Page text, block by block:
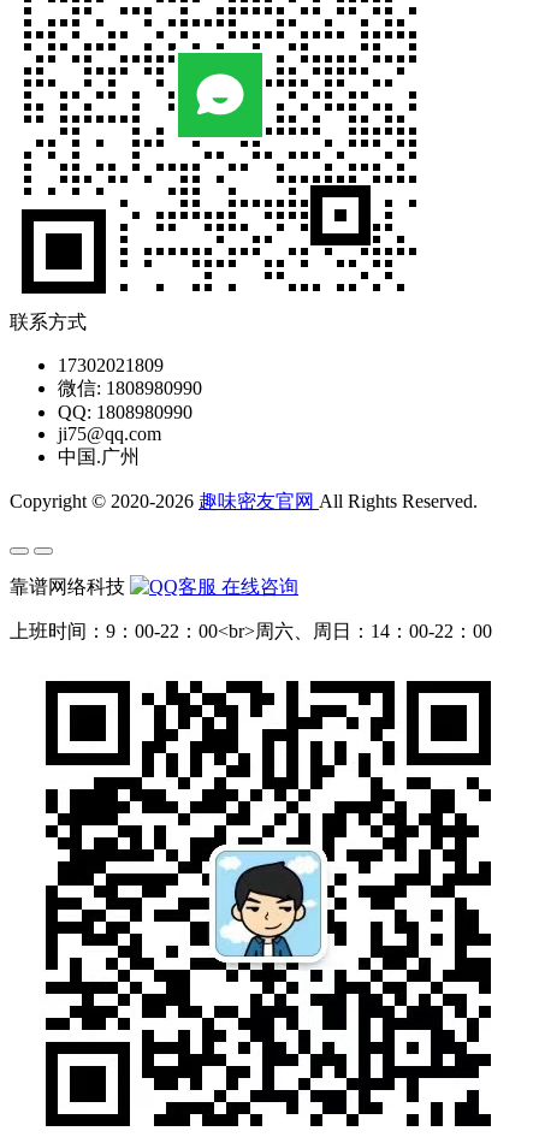
联系方式
17302021809
微信: 1808980990
QQ: 1808980990
ji75@qq.com
中国.广州
Copyright © 2020-2026 趣味密友官网 All Rights Reserved.
靠谱网络科技 在线咨询
上班时间：9：00-22：00<br>周六、周日：14：00-22：00